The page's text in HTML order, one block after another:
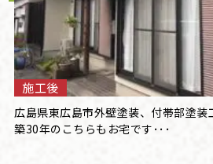
施工後
広島県東広島市外壁塗装、付帯部塗装
築30年のこちらもお宅です･･･